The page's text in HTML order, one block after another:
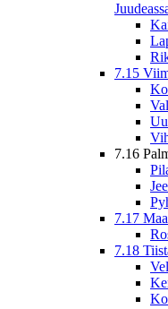
7.15
7.16
7.17
7.18